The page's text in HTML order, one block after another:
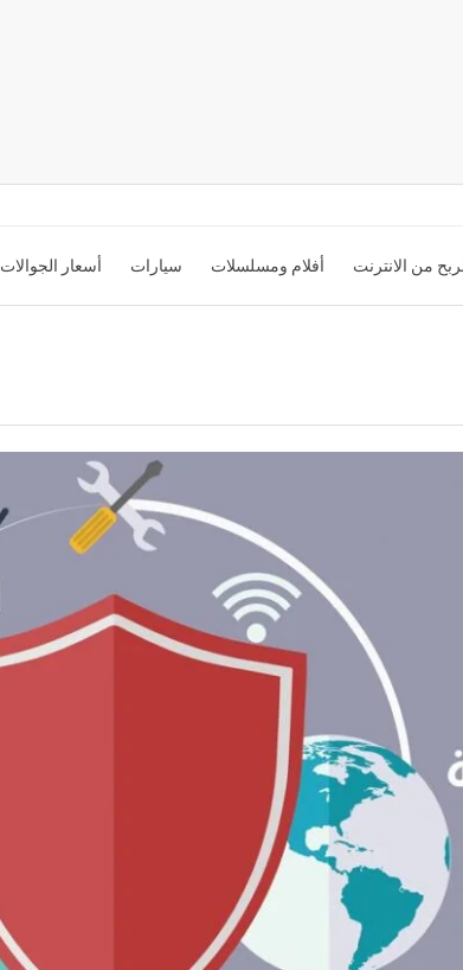
من الانترنت أفلام ومسلسلات سيارات أسعار الجوالات